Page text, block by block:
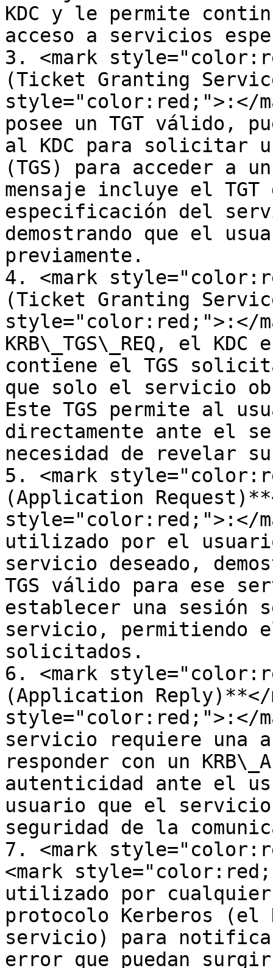
KDC y le permite
acceso a servicios
3. <mark
(Ticket Granting
style="color:red;">:</
posee un TGT válido,
al KDC para solicitar
(TGS) para acceder a
mensaje incluye el
especificación del
demostrando que el
previamente.
4. <mark
(Ticket Granting
style="color:red;">:</
KRB\_TGS\_REQ, el KDC
contiene el TGS
que solo el servicio
Este TGS permite al
directamente ante el
necesidad de revelar
5. <mark
(Application
style="color:red;">:</
utilizado por el
servicio deseado,
TGS válido para ese
establecer una sesión
servicio, permitiendo
solicitados.
6. <mark
(Application Reply)**</
style="color:red;">:</
servicio requiere una
responder con un
autenticidad ante el
usuario que el
seguridad de la
7. <mark
<mark
utilizado por
protocolo Kerberos
servicio) para
error que puedan